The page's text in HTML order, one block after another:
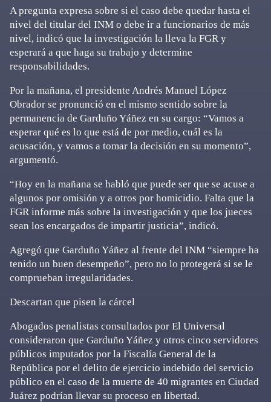
A pregunta expresa sobre si el caso debe quedar hasta el
nivel del titular del INM o debe ir a funcionarios de más
nivel, indicó que la investigación la lleva la FGR y
esperará a que haga su trabajo y determine
responsabilidades.
Por la mañana, el presidente Andrés Manuel López
Obrador se pronunció en el mismo sentido sobre la
permanencia de Garduño Yáñez en su cargo: “Vamos a
esperar qué es lo que está de por medio, cuál es la
acusación, y vamos a tomar la decisión en su momento”,
argumentó.
“Hoy en la mañana se habló que puede ser que se acuse a
algunos por omisión y a otros por homicidio. Falta que la
FGR informe más sobre la investigación y que los jueces
sean los encargados de impartir justicia”, indicó.
Agregó que Garduño Yáñez al frente del INM “siempre ha
tenido un buen desempeño”, pero no lo protegerá si se le
comprueban irregularidades.
Descartan que pisen la cárcel
Abogados penalistas consultados por El Universal
consideraron que Garduño Yáñez y otros cinco servidores
públicos imputados por la Fiscalía General de la
República por el delito de ejercicio indebido del servicio
público en el caso de la muerte de 40 migrantes en Ciudad
Juárez podrían llevar su proceso en libertad.